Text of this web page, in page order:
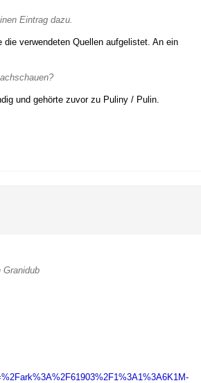
Eintrag dazu.
verwendeten Quellen aufgelistet. An ein
und gehörte zuvor zu Puliny / Pulin.
Granidub